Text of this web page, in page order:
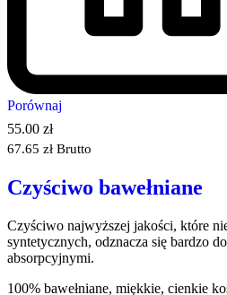
Porównaj
55.00 zł
67.65 zł Brutto
Czyściwo bawełniane
Czyściwo najwyższej jakości, które
syntetycznych, odznacza się bardzo
absorpcyjnymi.
100% bawełniane, miękkie, cienkie